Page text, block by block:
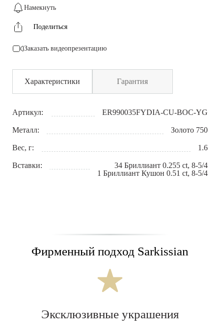
Намекнуть
Поделиться
Заказать видеопрезентацию
Характеристики Гарантия
Артикул: ER990035FYDIA-CU-BOC-YG
Металл: Золото 750
Вес, г: 1.6
Вставки:
34 Бриллиант 0.255 сt, 8-5/4
1 Бриллиант Кушон 0.51 сt, 8-5/4
Фирменный подход Sarkissian
Эксклюзивные украшения